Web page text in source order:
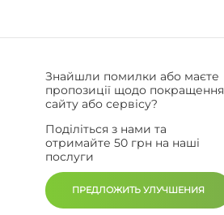
Знайшли помилки або маєте
пропозиції щодо покращення
сайту або сервісу?
Поділіться з нами та
отримайте 50 грн на наші
послуги
ПРЕДЛОЖИТЬ УЛУЧШЕНИЯ